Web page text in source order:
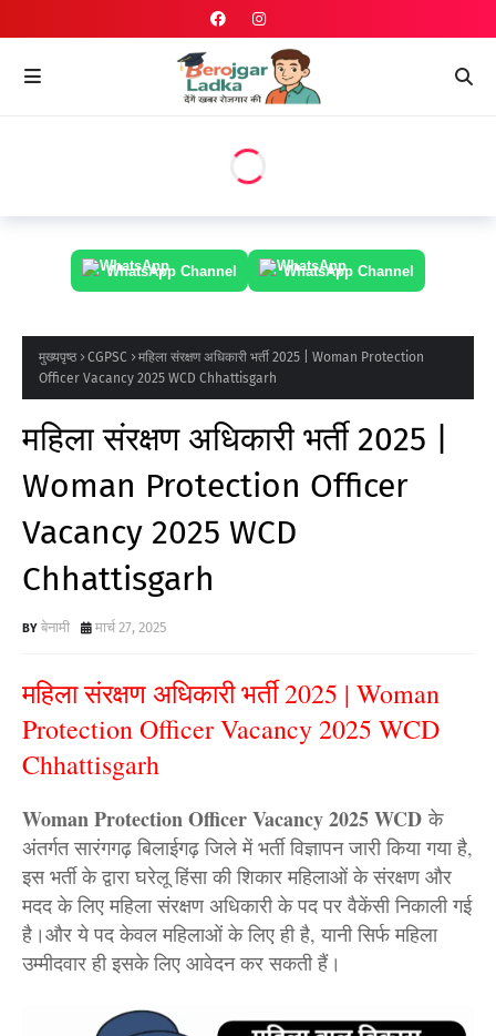
WhatsApp Channel WhatsApp Channel
मुख्यपृष्ठ CGPSC
महिला संरक्षण अधिकारी भर्ती 2025 | Woman Protection
Officer Vacancy 2025 WCD Chhattisgarh
महिला संरक्षण अधिकारी भर्ती 2025 |
Woman Protection Officer
Vacancy 2025 WCD
Chhattisgarh
बेनामी मार्च 27, 2025
महिला संरक्षण अधिकारी भर्ती 2025 | Woman
Protection Officer Vacancy 2025 WCD
Chhattisgarh
Woman Protection Officer Vacancy 2025 WCD के
अंतर्गत सारंगगढ़ बिलाईगढ़ जिले में भर्ती विज्ञापन जारी किया गया है,
इस भर्ती के द्वारा घरेलू हिंसा की शिकार महिलाओं के संरक्षण और
मदद के लिए महिला संरक्षण अधिकारी के पद पर वैकेंसी निकाली गई
है।और ये पद केवल महिलाओं के लिए ही है, यानी सिर्फ महिला
उम्मीदवार ही इसके लिए आवेदन कर सकती हैं।